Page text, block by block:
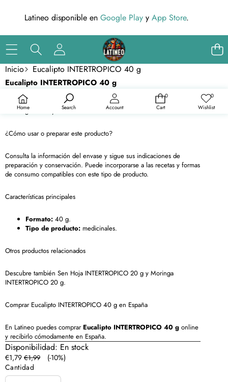
Latineo disponible en Google Playy App Store.
Home Search Account
0
0
Cart
0Listas
deseos
Wishlist
Inicio Eucalipto INTERTROPICO 40 g
Saltar a la información del producto
Eucalipto INTERTROPICO 40 g
El Eucalipto INTERTROPICO de 40g es perfecto para infusiones o
vaporizaciones, con propiedades aromáticas que ayudan a
descongestionar y refrescar.
¿Cómo usar o preparar este producto?
Consulta la información del envase y sigue sus indicaciones de
preparación y conservación. Puede incorporarse a las recetas y formas
de consumo compatibles con este tipo de producto.
Características principales
Formato: 40 g.
Tipo de producto: medicinales.
Otros productos relacionados
Descubre también Sen Hoja INTERTROPICO 20 g y Moringa
INTERTROPICO 20 g.
Comprar Eucalipto INTERTROPICO 40 g en España
En Latineo puedes comprar Eucalipto INTERTROPICO 40 g online
y recibirlo cómodamente en España.
Disponibilidad: En stock
Precio
en
oferta
€1,79 Precio
regular
€1,99
(-10%)
Cantidad